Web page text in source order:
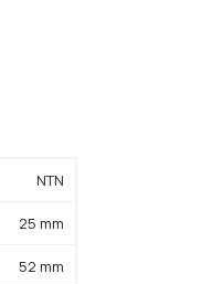
NTN
25 mm
52 mm